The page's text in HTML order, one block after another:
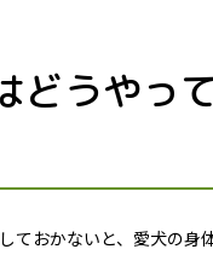
どうやっ
ておかないと、愛犬の身